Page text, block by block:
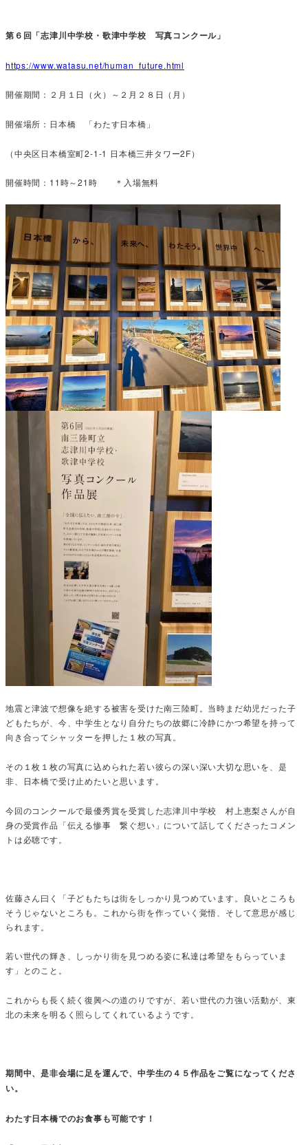
第６回「志津川中学校・歌津中学校 写真コンクール」
https://www.watasu.net/human_future.html
開催期間：２月１日（火）～２月２８日（月）
開催場所：日本橋 「わたす日本橋」
（中央区日本橋室町2-1-1 日本橋三井タワー2F）
開催時間：11時～21時 ＊入場無料
地震と津波で想像を絶する被害を受けた南三陸町。当時まだ幼児だった子
どもたちが、今、中学生となり自分たちの故郷に冷静にかつ希望を持って
向き合ってシャッターを押した１枚の写真。
その１枚１枚の写真に込められた若い彼らの深い深い大切な思いを、是
非、日本橋で受け止めたいと思います。
今回のコンクールで最優秀賞を受賞した志津川中学校 村上恵梨さんが自
身の受賞作品「伝える惨事 繋ぐ想い」について話してくださったコメン
トは必聴です。
佐藤さん曰く「子どもたちは街をしっかり見つめています。良いところも
そうじゃないところも。これから街を作っていく覚悟、そして意思が感じ
られます。
若い世代の輝き、しっかり街を見つめる姿に私達は希望をもらっていま
す」とのこと。
これからも長く続く復興への道のりですが、若い世代の力強い活動が、東
北の未来を明るく照らしてくれているようです。
期間中、是非会場に足を運んで、中学生の４５作品をご覧になってくださ
い。
わたす日本橋でのお食事も可能です！